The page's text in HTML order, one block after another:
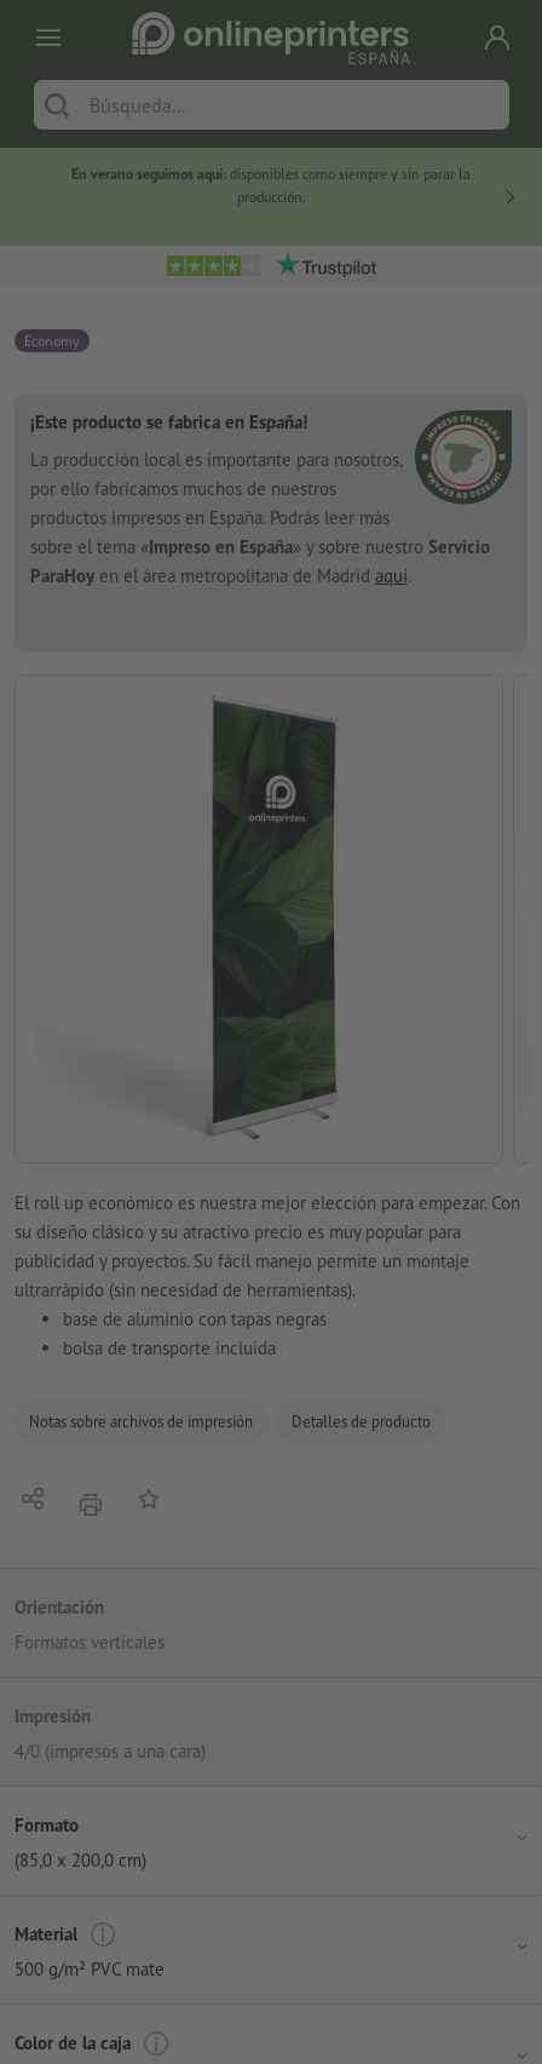
En verano seguimos aquí: disponibles como siempre y sin parar la
producción.
Economy
¡Este producto se fabrica en España!
La producción local es importante para nosotros,
por ello fabricamos muchos de nuestros
productos impresos en España. Podrás leer más
sobre el tema «Impreso en España» y sobre nuestro Servicio
ParaHoy en el área metropolitana de Madrid aquí.
El roll up económico es nuestra mejor elección para empezar. Con
su diseño clásico y su atractivo precio es muy popular para
publicidad y proyectos. Su fácil manejo permite un montaje
ultrarrápido (sin necesidad de herramientas).
base de aluminio con tapas negras
bolsa de transporte incluida
Notas sobre archivos de impresión Detalles de producto
CompartirimprimirAñadir a lista de favoritos
Orientación
Formatos verticales
Impresión
4/0 (impresos a una cara)
Formato
(85,0 x 200,0 cm)
Material
500 g/m² PVC mate
Color de la caja